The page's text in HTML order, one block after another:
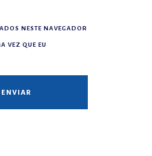
NESTE NAVEGADOR
VEZ QUE EU